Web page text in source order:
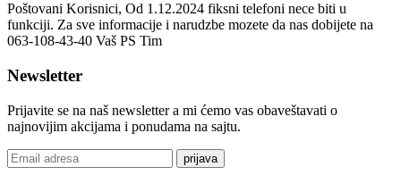
Poštovani Korisnici, Od 1.12.2024 fiksni telefoni nece biti u
funkciji. Za sve informacije i narudzbe mozete da nas dobijete na
063-108-43-40 Vaš PS Tim
Newsletter
Prijavite se na naš newsletter a mi ćemo vas obaveštavati o
najnovijim akcijama i ponudama na sajtu.
prijava